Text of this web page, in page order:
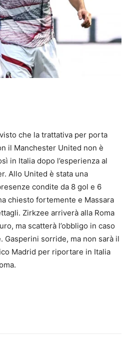
che la trattativa per porta
il Manchester United non è
in Italia dopo l’esperienza al
Allo United è stata una
condite da 8 gol e 6
chiesto fortemente e Massara
Zirkzee arriverà alla Roma
ma scatterà l’obbligo in caso
Gasperini sorride, ma non sarà il
Madrid per riportare in Italia